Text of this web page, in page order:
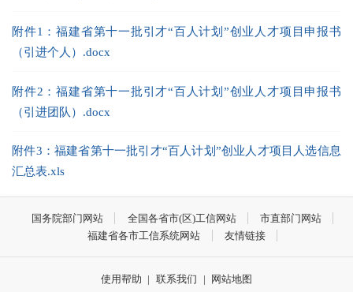
附件1：福建省第十一批引才“百人计划”创业人才项目申报书
（引进个人）.docx
附件2：福建省第十一批引才“百人计划”创业人才项目申报书
（引进团队）.docx
附件3：福建省第十一批引才“百人计划”创业人才项目人选信息
汇总表.xls
国务院部门网站 全国各省市(区)工信网站
市直部门网站
福建省各市工信系统网站
友情链接
使用帮助 | 联系我们 |
网站地图